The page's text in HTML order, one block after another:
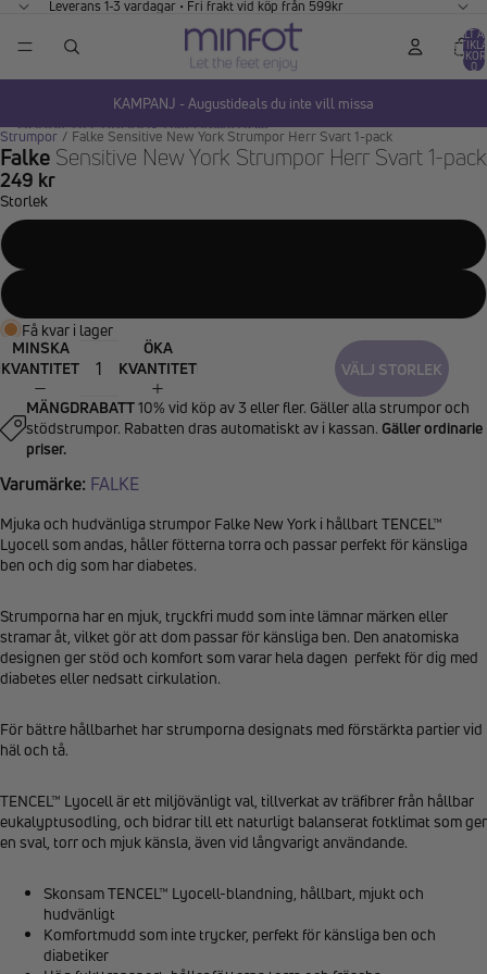
Leverans 1-3 vardagar • Fri frakt vid köp från 599kr
TOTALT
0
KAMPANJ - Augustideals du inte vill missa
HOPPA TILL PRODUKTINFORMATION
Strumpor / Falke Sensitive New York Strumpor Herr Svart 1-pack
Falke Sensitive New York Strumpor Herr Svart 1-pack
249 kr
Storlek
Få kvar i lager
MINSKA
KVANTITET
ÖKA
KVANTITET
VÄLJ STORLEK
MÄNGDRABATT10% vid köp av 3 eller fler. Gäller alla strumpor och
stödstrumpor. Rabatten dras automatiskt av i kassan. Gäller ordinarie
priser.
Varumärke: FALKE
Mjuka och hudvänliga strumpor Falke New York i hållbart TENCEL™
Lyocell som andas, håller fötterna torra och passar perfekt för känsliga
ben och dig som har diabetes.
Strumporna har en mjuk, tryckfri mudd som inte lämnar märken eller
stramar åt, vilket gör att dom passar för känsliga ben. Den anatomiska
designen ger stöd och komfort som varar hela dagen perfekt för dig med
diabetes eller nedsatt cirkulation.
För bättre hållbarhet har strumporna designats med förstärkta partier vid
häl och tå.
TENCEL™ Lyocell är ett miljövänligt val, tillverkat av träfibrer från hållbar
eukalyptusodling, och bidrar till ett naturligt balanserat fotklimat som ger
en sval, torr och mjuk känsla, även vid långvarigt användande.
Skonsam TENCEL™ Lyocell-blandning, hållbart, mjukt och
hudvänligt
Komfortmudd som inte trycker, perfekt för känsliga ben och
diabetiker